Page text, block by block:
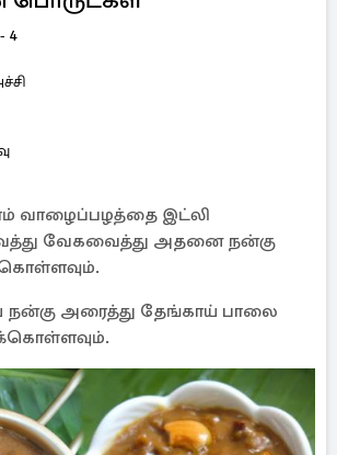
4
வாழைப்பழத்தை இட்லி
வேகவைத்து அதனை நன்கு
நன்கு அரைத்து தேங்காய் பாலை